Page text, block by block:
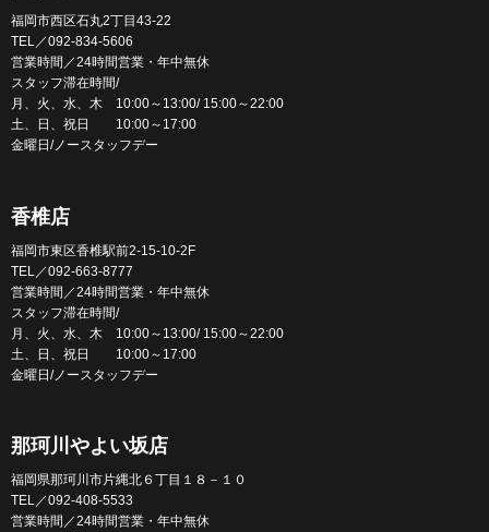
福岡市西区石丸2丁目43-22
TEL／092-834-5606
営業時間／24時間営業・年中無休
スタッフ滞在時間/
月、火、水、木 10:00～13:00/ 15:00～22:00
土、日、祝日 10:00～17:00
金曜日/ノースタッフデー
香椎店
福岡市東区香椎駅前2-15-10-2F
TEL／092-663-8777
営業時間／24時間営業・年中無休
スタッフ滞在時間/
月、火、水、木 10:00～13:00/ 15:00～22:00
土、日、祝日 10:00～17:00
金曜日/ノースタッフデー
那珂川やよい坂店
福岡県那珂川市片縄北６丁目１８－１０
TEL／092-408-5533
営業時間／24時間営業・年中無休